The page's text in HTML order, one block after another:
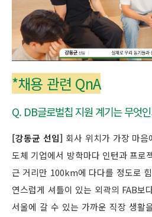
*채용 관련 QnA
Q. DB글로벌칩 지원 계기는 무엇
[강동균 선임] 회사 위치가 가장 마
도체 기업에서 방학마다 인턴과 프로
근 거리만 100km에 다다를 정도로
연스럽게 셔틀이 있는 외곽의 FAB보
서울에 갈 수 있는 가까운 직장 생활